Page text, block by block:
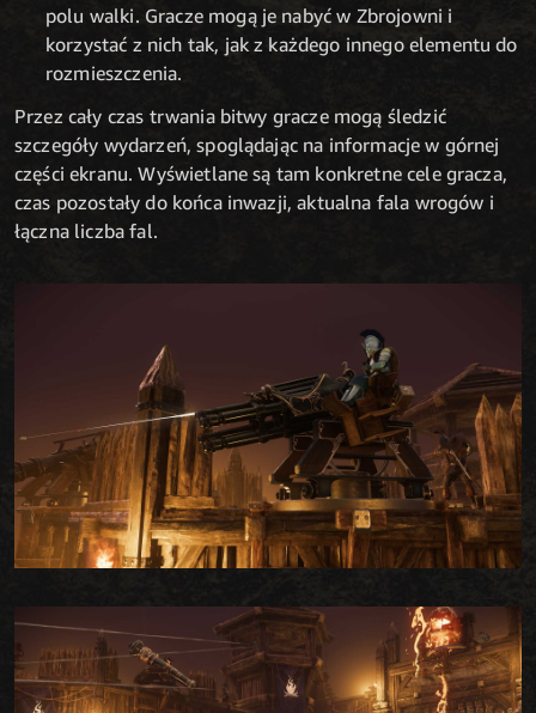
polu walki. Gracze mogą je nabyć w Zbrojowni i
korzystać z nich tak, jak z każdego innego elementu do
rozmieszczenia.
Przez cały czas trwania bitwy gracze mogą śledzić
szczegóły wydarzeń, spoglądając na informacje w górnej
części ekranu. Wyświetlane są tam konkretne cele gracza,
czas pozostały do końca inwazji, aktualna fala wrogów i
łączna liczba fal.